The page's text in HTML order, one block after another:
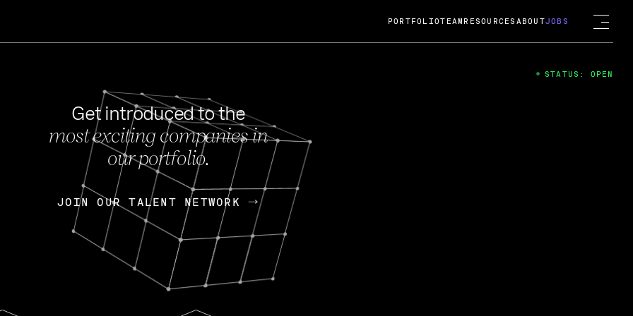
FEB 27, 2024
OpenGov: A Changing Guard; A
Continuing Mission
Today, OpenGov announced its acquisition by Cox
Enterprises for $1.8 billion USD.
Nik Spirin (NVIDIA) Fireside Chat
PORTFOLIOTEAM RESOURCES ABOUTJOBS
Get introduced to the
most exciting companies in
our portfolio.
JOIN OUR TALENT NETWORK
JOIN OUR TALENT NETWORK
STATUS: OPEN